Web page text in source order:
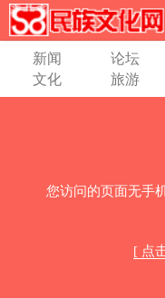
新闻 论坛
文化
旅游
您访问的页面无手
[ 点